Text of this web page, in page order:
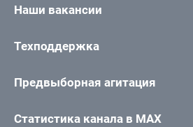
Наши вакансии
Техподдержка
Предвыборная агитация
Статистика канала в MAX